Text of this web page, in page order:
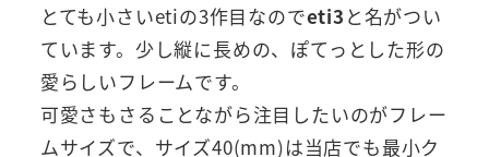
とても小さいetiの3作目なのでeti3 と名がつい
ています。少し縦に長めの、ぽてっとした形の
愛らしいフレームです。
可愛さもさることながら注目したいのがフレー
ムサイズで、サイズ40(mm)は当店でも最小ク